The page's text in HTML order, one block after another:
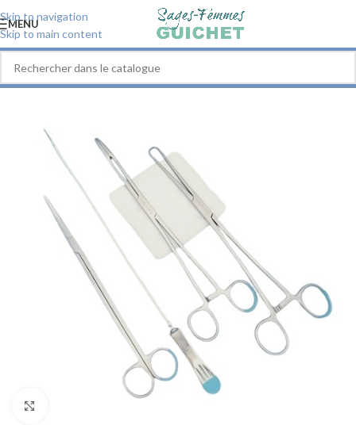
Skip to navigation
Skip to main content
MENU